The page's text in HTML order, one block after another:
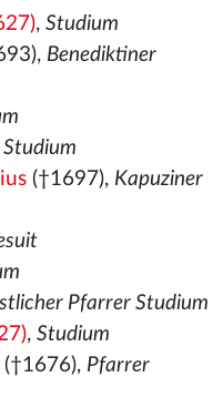
, Studium
Benediktiner
Studium
(†1697), Kapuziner
Pfarrer Studium
, Studium
Pfarrer